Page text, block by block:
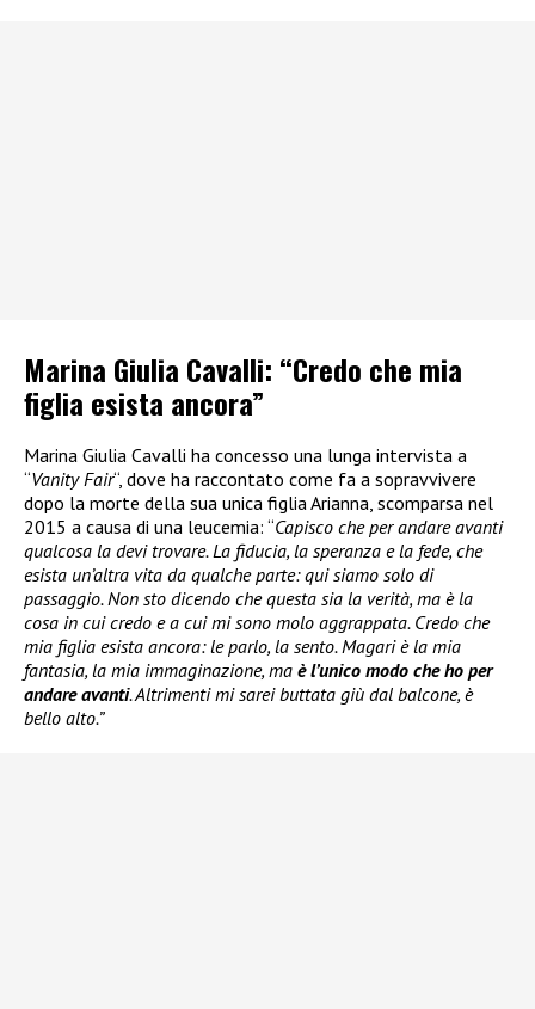
Marina Giulia Cavalli: “Credo che mia
figlia esista ancora”
Marina Giulia Cavalli ha concesso una lunga intervista a
“Vanity Fair“, dove ha raccontato come fa a sopravvivere
dopo la morte della sua unica figlia Arianna, scomparsa nel
2015 a causa di una leucemia: “Capisco che per andare avanti
qualcosa la devi trovare. La fiducia, la speranza e la fede, che
esista un’altra vita da qualche parte: qui siamo solo di
passaggio. Non sto dicendo che questa sia la verità, ma è la
cosa in cui credo e a cui mi sono molo aggrappata. Credo che
mia figlia esista ancora: le parlo, la sento. Magari è la mia
fantasia, la mia immaginazione, ma è l’unico modo che ho per
andare avanti. Altrimenti mi sarei buttata giù dal balcone, è
bello alto.”